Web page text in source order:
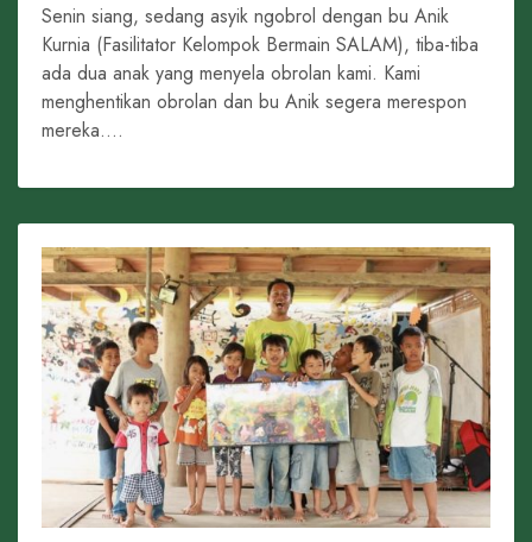
Senin siang, sedang asyik ngobrol dengan bu Anik
Kurnia (Fasilitator Kelompok Bermain SALAM), tiba-tiba
ada dua anak yang menyela obrolan kami. Kami
menghentikan obrolan dan bu Anik segera merespon
mereka....